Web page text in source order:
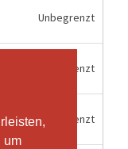
um
um
Unbegrenzt
Unbegrenzt
Unbegrenzt